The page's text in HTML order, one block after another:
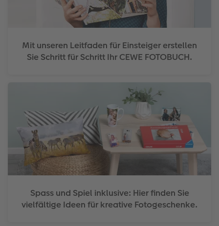
Mit unseren Leitfaden für Einsteiger erstellen
Sie Schritt für Schritt Ihr CEWE FOTOBUCH.
Spass und Spiel inklusive: Hier finden Sie
vielfältige Ideen für kreative Fotogeschenke.